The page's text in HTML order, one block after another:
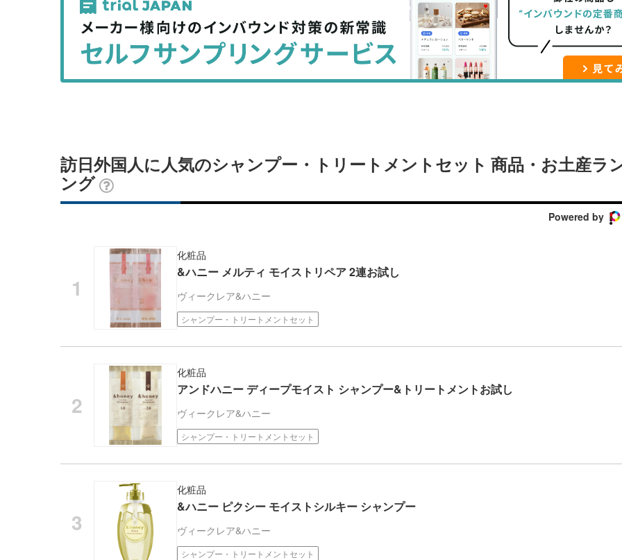
事
を
シ
ェ
を
シ
ェ
ッ
ク
マ
追
加
事
を
購
読
ガ
登
録
す
訪日外国人に人気のシャンプー・トリートメントセット 商品・お土産ラ
ング
Powered by
化粧品
&ハニー メルティ モイストリペア 2連お試し
ヴィークレア&ハニー
シャンプー・トリートメントセット
化粧品
アンドハニー ディープモイスト シャンプー&トリートメントお試し
ヴィークレア&ハニー
シャンプー・トリートメントセット
化粧品
&ハニー ピクシー モイストシルキー シャンプー
ヴィークレア&ハニー
シャンプー・トリートメントセット